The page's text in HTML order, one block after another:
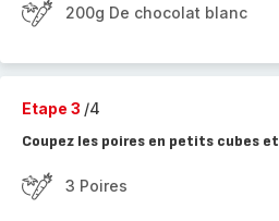
200g De chocolat blanc
Etape 3 /4
Coupez les poires en petits cubes
3 Poires